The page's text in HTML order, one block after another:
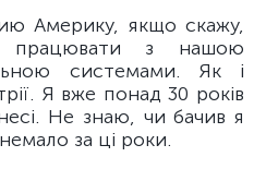
Америку, якщо скажу,
з нашою
системами. Як і
Я вже понад 30 років
Не знаю, чи бачив я
за ці роки.